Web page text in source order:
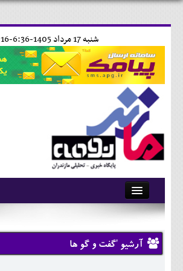
16 فردينه ماه 1538 تبری شنبه 17 مرداد 1405-6:36-
آرشیو
تماس با ما
وبلاگ
آرشیو 'گفت و گو ها